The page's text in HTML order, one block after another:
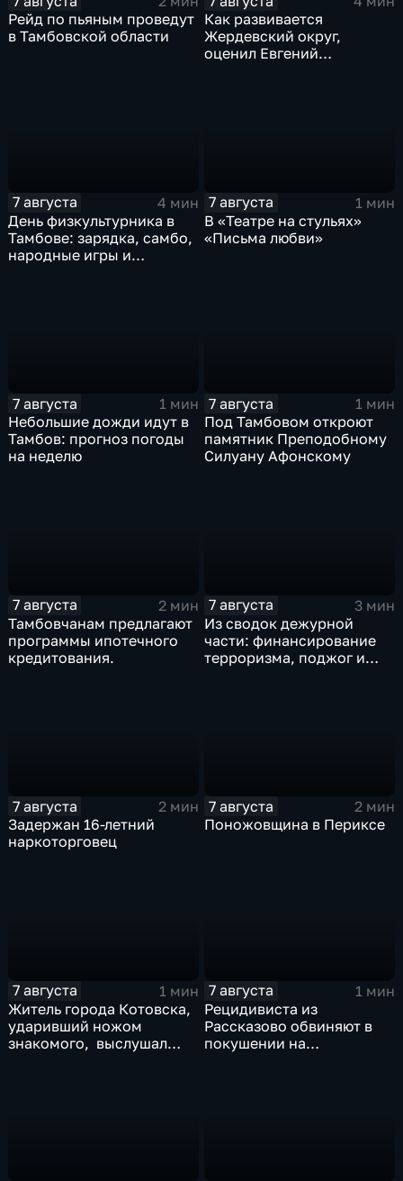
Рейд по пьяным проведут
в Тамбовской области
Как развивается
Жердевский округ,
оценил Евгений
7 августа
4 мин
День физкультурника в
Тамбове: зарядка, самбо,
народные игры и
7 августа
1 мин
В «Театре на стульях»
«Письма любви»
7 августа
1 мин
Небольшие дожди идут в
Тамбов: прогноз погоды
на неделю
7 августа
1 мин
Под Тамбовом откроют
памятник Преподобному
Силуану Афонскому
7 августа
2 мин
Тамбовчанам предлагают
программы ипотечного
кредитования.
7 августа
3 мин
Из сводок дежурной
части: финансирование
терроризма, поджог и
7 августа
2 мин
Задержан 16-летний
наркоторговец
7 августа
2 мин
Поножовщина в Периксе
7 августа
1 мин
Житель города Котовска,
ударивший ножом
знакомого, выслушал
7 августа
1 мин
Рецидивиста из
Рассказово обвиняют в
покушении на